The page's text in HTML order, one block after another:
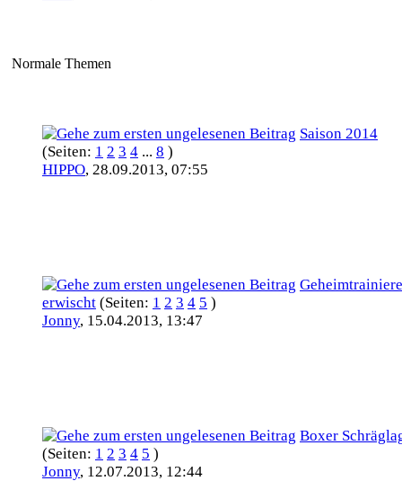
Normale Themen
Saison 2014
(Seiten: 1 2 3 4 ... 8 )
HIPPO, 28.09.2013, 07:55
erwischt (Seiten: 1 2 3 4 5 )
Jonny, 15.04.2013, 13:47
Boxer
(Seiten: 1 2 3 4 5 )
Jonny, 12.07.2013, 12:44